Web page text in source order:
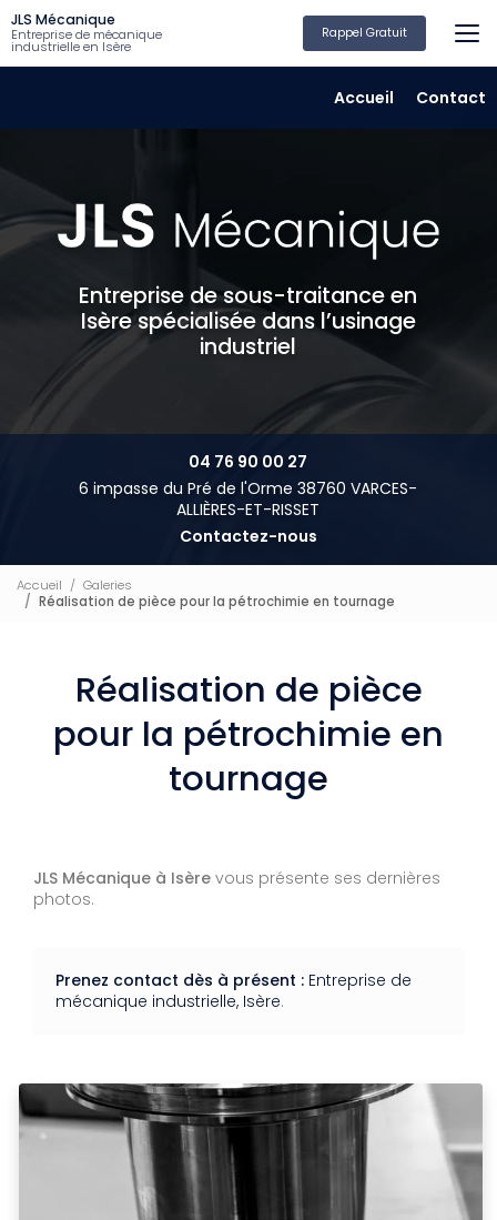
Aller
au
contenu
principal
Accueil
Contact
JLS Mécanique
Entreprise de mécanique
industrielle en Isère
Rappel Gratuit
Entreprise de sous-traitance en
Isère spécialisée dans l’usinage
industriel
04 76 90 00 27
6 impasse du Pré de l'Orme 38760 VARCES-
ALLIÈRES-ET-RISSET
Contactez-nous
Accueil
Galeries
Réalisation de pièce pour la pétrochimie en tournage
Réalisation de pièce
pour la pétrochimie en
tournage
JLS Mécanique à Isère vous présente ses dernières
photos.
Prenez contact dès à présent : Entreprise de
mécanique industrielle, Isère.